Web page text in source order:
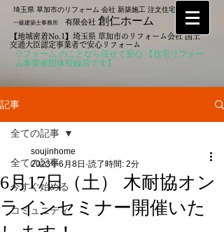
埼玉県 草加市のリフォーム 会社 新築施工 注文住宅なら
一級建築士事務所 有限会社 創仁ホーム
【地域密着No.1】埼玉県 草加市のリフォーム会社 国土
交通大臣認定事業者で安心リフォーム
リフォーム のことなら任せて安心 【住宅リフォー
ム事業者団体登録店です】
記事
全ての記事
今すぐ始める
コミュニティ
全ての記事
6月17日（土） 木耐協オン
ラインセミナー開催いた
soujinhome
2023年6月8日 読了時間: 2分